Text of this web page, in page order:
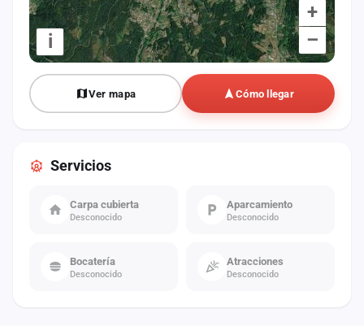
+
–
i
Ver mapa Cómo llegar
Servicios
Carpa cubierta
Desconocido
Aparcamiento
Desconocido
Bocatería
Desconocido
Atracciones
Desconocido